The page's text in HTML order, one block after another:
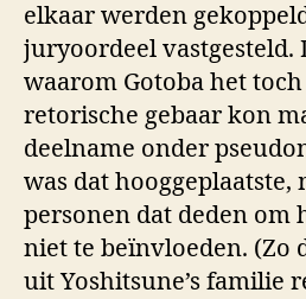
elkaar werden
juryoordeel vastgesteld.
waarom Gotoba het
retorische gebaar kon
deelname onder
was dat hooggeplaatste,
personen dat deden om
niet te beïnvloeden. (Zo
uit Yoshitsune’s familie